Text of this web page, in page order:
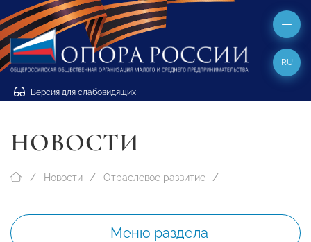
Версия для слабовидящих
RU
НОВОСТИ
Новости Отраслевое развитие
Меню раздела